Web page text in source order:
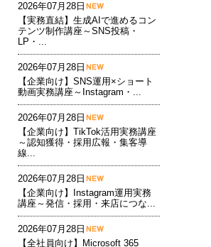
2026年07月28日
【実務直結】生成AIで進めるコン
テンツ制作講座～SNS投稿・
LP・...
2026年07月28日
【企業向け】SNS運用×ショート
動画実務講座～Instagram・...
2026年07月28日
【企業向け】TikTok活用実務講座
～認知獲得・採用広報・集客導
線...
2026年07月28日
【企業向け】Instagram運用実務
講座～発信・採用・来店につな...
2026年07月28日
【全社員向け】Microsoft 365